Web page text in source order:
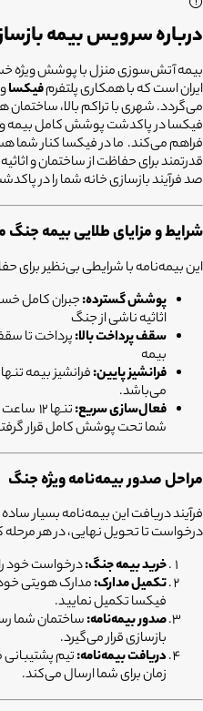
درباره سرویس بیمه
بیمه آتش‌سوزی منزل با پوشش ویژه
ایران است که با همکاری پلتفرمفیکساو
می‌گردد. شهری با تراکم بالا،
فیکسا در پاکدشت پوشش کامل بیمه و
فراهم می‌کند. ما در فیکسا کنار شما
قدرتمند برای حفاظت از ساختمان و
صد فرآیند بازسازی خانه شما را در
شرایط و مزایای طلایی بیمه
این بیمه‌نامه با شرایطی بی‌نظیر
پوشش گسترده:جبران کامل
اثاثیه ناشی از جنگ
سقف پرداخت بالا:
بیمه
فرانشیز پایین:
می‌باشد.
فعال‌سازی سریع:
تنها
شما تحت پوشش کامل قرار
مراحل صدور بیمه‌نامه ویژه جنگ
فرآیند دریافت این بیمه‌نامه بسیار
درخواست تا تحویل نهایی، در هر
خرید بیمه جنگ:درخواست خود
تکمیل مدارک:مدارک هویتی خود
فیکسا تکمیل نمایید.
صدور بیمه‌نامه:ساختمان شما
بازسازی قرار می‌گیرد.
دریافت بیمه‌نامه:تیم
زمان برای شما ارسال می‌کند.